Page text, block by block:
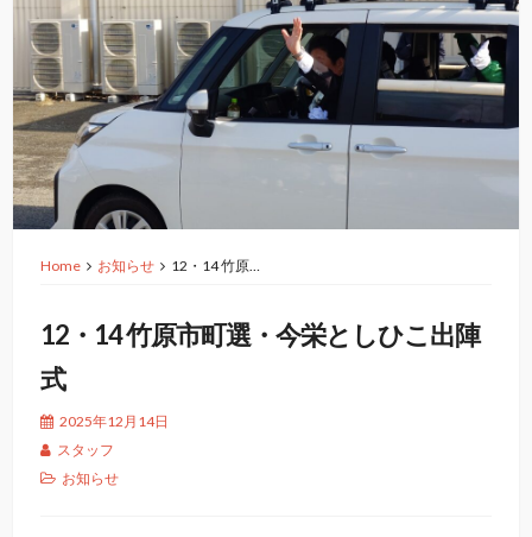
Home お知らせ 12・14 竹原…
12・14 竹原市町選・今栄としひこ出陣
式
2025年12月14日
スタッフ
お知らせ